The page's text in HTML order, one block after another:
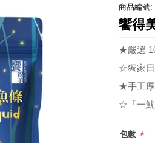
商品編號:
饗得
★嚴選
☆獨家日
★手工厚
☆「一魷
包數 *